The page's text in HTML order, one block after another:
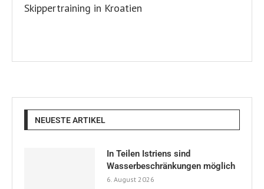
NEUESTE ARTIKEL
In Teilen Istriens sind
Wasserbeschränkungen möglich
6. August 2026